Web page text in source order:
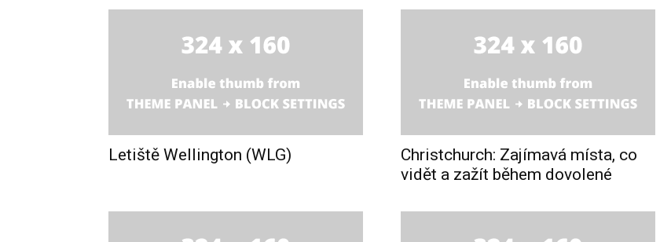
Letiště Wellington (WLG)
Christchurch: Zajímavá místa, co
vidět a zažít během dovolené